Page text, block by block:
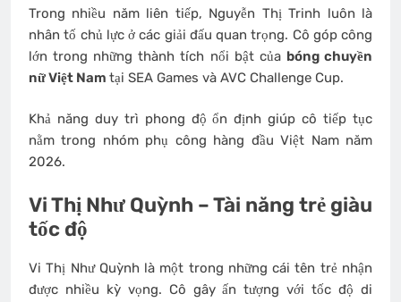
Trong nhiều năm liên tiếp, Nguyễn Thị Trinh luôn là
nhân tố chủ lực ở các giải đấu quan trọng. Cô góp công
lớn trong những thành tích nổi bật của bóng chuyền
nữ Việt Nam tại SEA Games và AVC Challenge Cup.
Khả năng duy trì phong độ ổn định giúp cô tiếp tục
nằm trong nhóm phụ công hàng đầu Việt Nam năm
2026.
Vi Thị Như Quỳnh – Tài năng trẻ giàu
tốc độ
Vi Thị Như Quỳnh là một trong những cái tên trẻ nhận
được nhiều kỳ vọng. Cô gây ấn tượng với tốc độ di